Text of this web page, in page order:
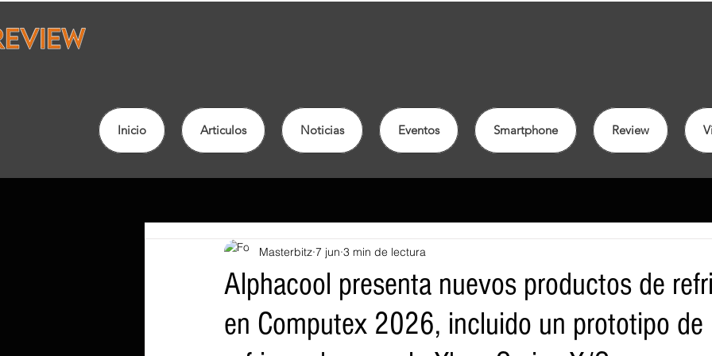
Inicio Articulos Noticias Eventos Smartphone Review
Alphacool presenta nuevos productos de
en Computex 2026, incluido un prototipo de
Masterbitz 7 jun 3 min de lectura